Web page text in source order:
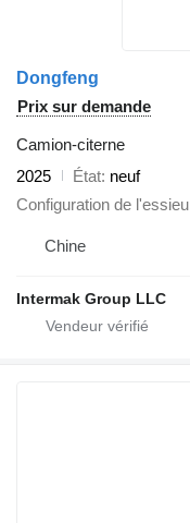
Dongfeng
Prix sur demande
Camion-citerne
2025
État neuf
Configuration de l'essieu
Chine
Intermak Group LLC